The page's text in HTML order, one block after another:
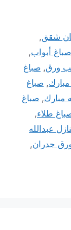
شقق,
صباغ أبواب,
ورق, صباغ
, صباغ
مبارك, صباغ
طلاء,
عبدالله
جدران,